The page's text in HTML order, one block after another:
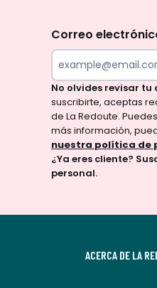
olvides
revisar
tu
correo
para
confirmar
tu
suscripción.
Al
aceptas
Correo
No olvides revisar
suscribirte, aceptas
de La Redoute.
más información,
nuestra política de
¿Ya eres cliente?
personal.
ACERCA DE LA